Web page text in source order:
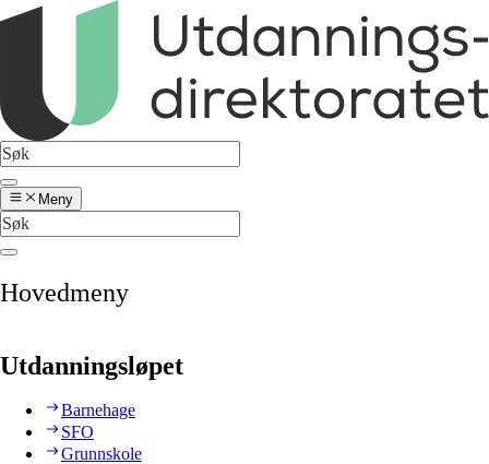
Meny
Hovedmeny
Utdanningsløpet
Barnehage
SFO
Grunnskole